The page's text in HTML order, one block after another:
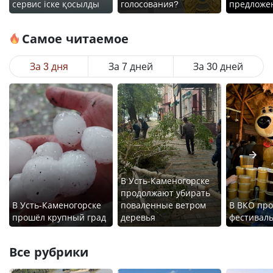
сервис іске қосылды
голосования?
Самое читаемое
За 3 дня
В Усть-Каменогорске
прошёл крупный град
В Усть-Каменогорске
продолжают убирать
поваленные ветром
деревья
В ВКО
За 7 дней За 30 дней
Все рубрики